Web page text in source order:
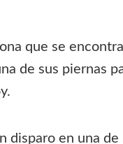
que se
de sus piernas
disparo en una